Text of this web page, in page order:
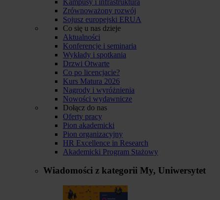
Zrównoważony rozwój
Sojusz europejski ERUA
Co się u nas dzieje
Aktualności
Konferencje i seminaria
Wykłady i spotkania
Drzwi Otwarte
Co po licencjacie?
Kurs Matura 2026
Nagrody i wyróżnienia
Nowości wydawnicze
Dołącz do nas
Oferty pracy
Pion akademicki
Pion organizacyjny
HR Excellence in Research
Akademicki Program Stażowy
Wiadomości z kategorii My, Uniwersytet